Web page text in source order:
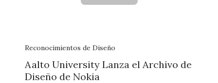
Reconocimientos de Diseño
Aalto University Lanza el Archivo de
Diseño de Nokia